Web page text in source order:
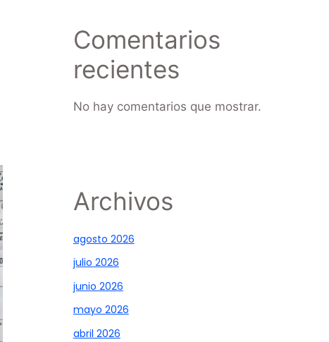
Comentarios
recientes
No hay comentarios que mostrar.
Archivos
agosto 2026
julio 2026
junio 2026
mayo 2026
abril 2026